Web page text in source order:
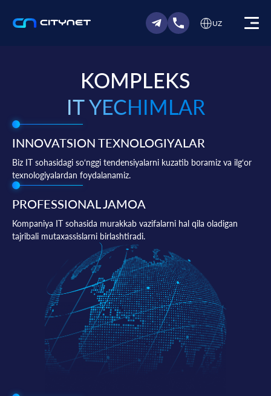
UZ
KOMPLEKS
IT YECHIMLAR
INNOVATSION TEXNOLOGIYALAR
Biz IT sohasidagi so‘nggi tendensiyalarni kuzatib boramiz va ilg‘or
texnologiyalardan foydalanamiz.
PROFESSIONAL JAMOA
Kompaniya IT sohasida murakkab vazifalarni hal qila oladigan
tajribali mutaxassislarni birlashtiradi.